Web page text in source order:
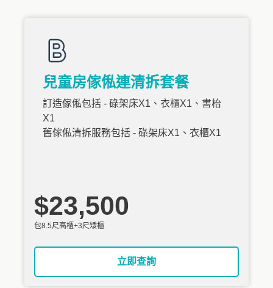
兒童房傢俬連清拆套餐
訂造傢俬包括 - 碌架床X1、衣櫃X1、書枱
X1
舊傢俬清拆服務包括 - 碌架床X1、衣櫃X1
$23,500
包8.5尺高櫃+3尺矮櫃
立即查詢